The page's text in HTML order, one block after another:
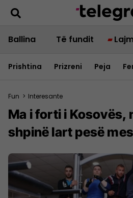
Ballina Të fundit
Prishtina Prizreni Peja
Fun > Interesante
Ma i forti i Kosovës,
shpinë lart pesë